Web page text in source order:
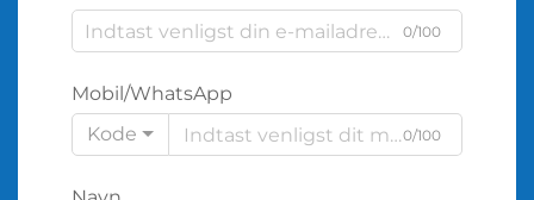
0/100
Mobil/WhatsApp
Kode
0/100